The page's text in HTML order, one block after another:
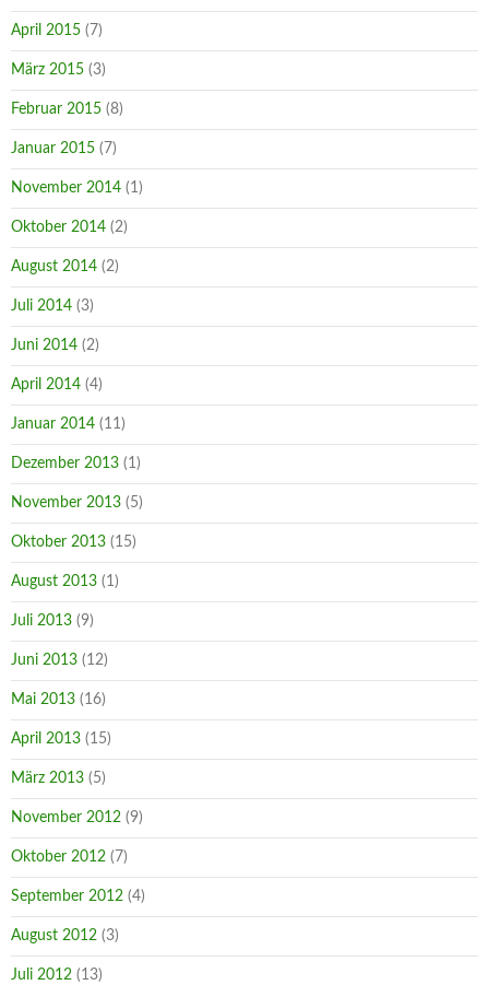
April 2015 (7)
März 2015 (3)
Februar 2015 (8)
Januar 2015 (7)
November 2014 (1)
Oktober 2014 (2)
August 2014 (2)
Juli 2014 (3)
Juni 2014 (2)
April 2014 (4)
Januar 2014 (11)
Dezember 2013 (1)
November 2013 (5)
Oktober 2013 (15)
August 2013 (1)
Juli 2013 (9)
Juni 2013 (12)
Mai 2013 (16)
April 2013 (15)
März 2013 (5)
November 2012 (9)
Oktober 2012 (7)
September 2012 (4)
August 2012 (3)
Juli 2012 (13)